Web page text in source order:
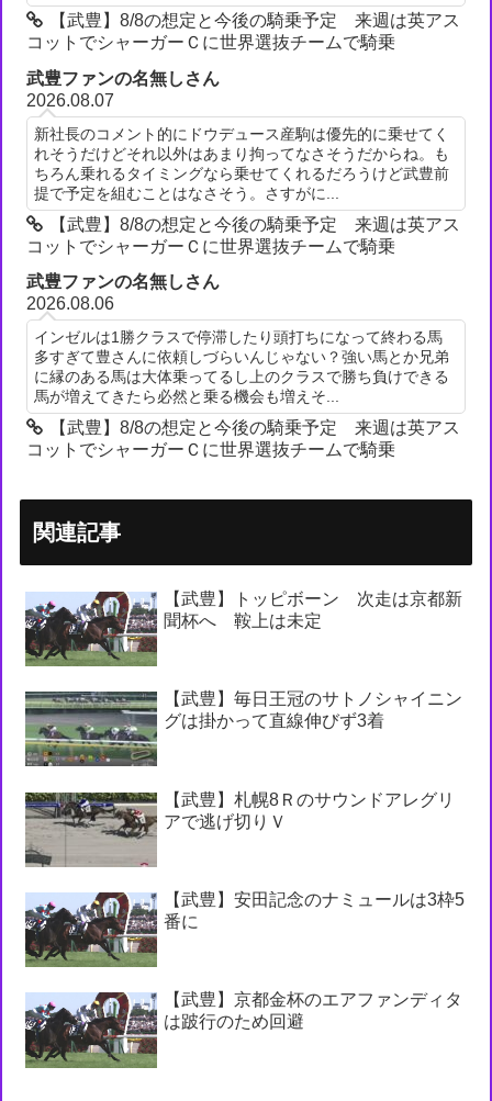
【武豊】8/8の想定と今後の騎乗予定 来週は英アス
コットでシャーガーＣに世界選抜チームで騎乗
武豊ファンの名無しさん
2026.08.07
新社長のコメント的にドウデュース産駒は優先的に乗せてく
れそうだけどそれ以外はあまり拘ってなさそうだからね。も
ちろん乗れるタイミングなら乗せてくれるだろうけど武豊前
提で予定を組むことはなさそう。さすがに...
【武豊】8/8の想定と今後の騎乗予定 来週は英アス
コットでシャーガーＣに世界選抜チームで騎乗
武豊ファンの名無しさん
2026.08.06
インゼルは1勝クラスで停滞したり頭打ちになって終わる馬
多すぎて豊さんに依頼しづらいんじゃない？強い馬とか兄弟
に縁のある馬は大体乗ってるし上のクラスで勝ち負けできる
馬が増えてきたら必然と乗る機会も増えそ...
【武豊】8/8の想定と今後の騎乗予定 来週は英アス
コットでシャーガーＣに世界選抜チームで騎乗
関連記事
【武豊】トッピボーン 次走は京都新
聞杯へ 鞍上は未定
【武豊】毎日王冠のサトノシャイニン
グは掛かって直線伸びず3着
【武豊】札幌8Ｒのサウンドアレグリ
アで逃げ切りＶ
【武豊】安田記念のナミュールは3枠5
番に
【武豊】京都金杯のエアファンディタ
は跛行のため回避